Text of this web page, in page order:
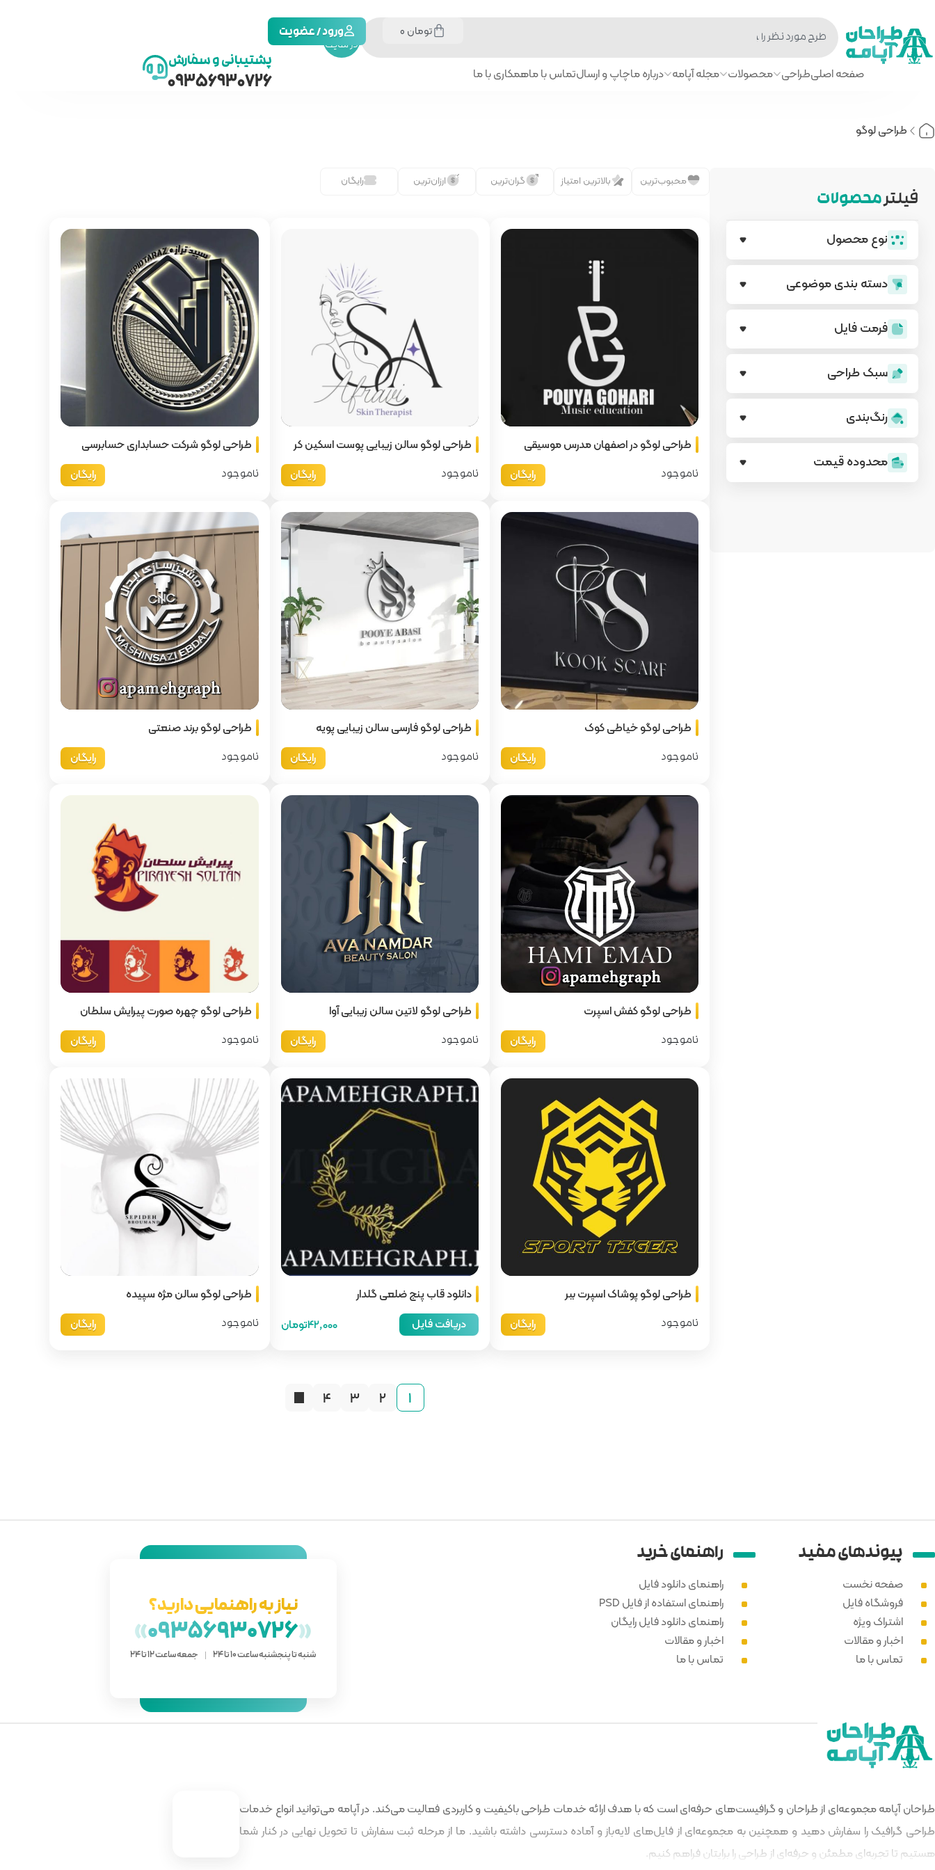
جستجو
در سایت
تومان ورود / عضویت
صفحه اصلیطراحی محصولات مجله آپامه درباره ماچاپ و ارسالتماس با ماهمکاری با ما
پشتیبانی و سفارش
09356930726
طراحی لوگو
فیلترمحصولات
نوع محصول
دسته بندی‌ موضوعی
فرمت فایل
سبک طراحی
رنگ‌بندی
محدوده قیمت
محبوب‌ترین بالاترین امتیاز گران‌ترین ارزان‌ترین رایگان
طراحی لوگو در اصفهان مدرس موسیقی
ناموجود رایگان
طراحی لوگو سالن زیبایی پوست اسکین کر
ناموجود رایگان
طراحی لوگو شرکت حسابداری حسابرسی
ناموجود رایگان
طراحی لوگو خیاطی کوک
ناموجود رایگان
طراحی لوگو فارسی سالن زیبایی پویه
ناموجود رایگان
طراحی لوگو برند صنعتی
ناموجود رایگان
طراحی لوگو کفش اسپرت
ناموجود رایگان
طراحی لوگو لاتین سالن زیبایی آوا
ناموجود رایگان
طراحی لوگو چهره صورت پیرایش سلطان
ناموجود رایگان
طراحی لوگو پوشاک اسپرت ببر
ناموجود رایگان
دانلود قاب پنج ضلعی گلدار
دریافت فایل
42,000تومان
طراحی لوگو سالن مژه سپیده
ناموجود رایگان
۱ ۲ ۳ ۴ ←
پیوند‌های مفید
صفحه نخست
فروشگاه فایل
اشتراک ویژه
اخبار و مقالات
تماس با ما
راهنمای خرید
راهنمای دانلود فایل
راهنمای استفاده از فایل PSD
راهنمای دانلود فایل رایگان
اخبار و مقالات
تماس با ما
نیاز به راهنمایی دارید؟
«
09356930726
»
شنبه تا پنجشنبه ساعت 10 تا 24 جمعه ساعت 12 تا 24
طراحان آپامه مجموعه‌ای از طراحان و گرافیست‌های حرفه‌ای است که با هدف ارائه خدمات طراحی باکیفیت و کاربردی فعالیت می‌کند. در آپامه می‌توانید انواع خدمات
طراحی گرافیک را سفارش دهید و همچنین به مجموعه‌ای از فایل‌های لایه‌باز و آماده دسترسی داشته باشید. ما از مرحله ثبت سفارش تا تحویل نهایی در کنار شما
هستیم تا تجربه‌ای مطمئن و حرفه‌ای از طراحی را برایتان فراهم کنیم.